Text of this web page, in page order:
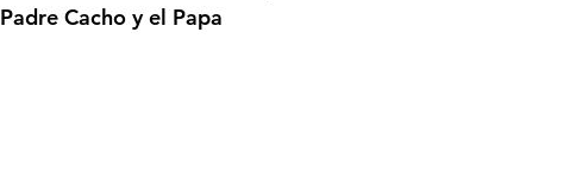
Padre Cacho y el Papa